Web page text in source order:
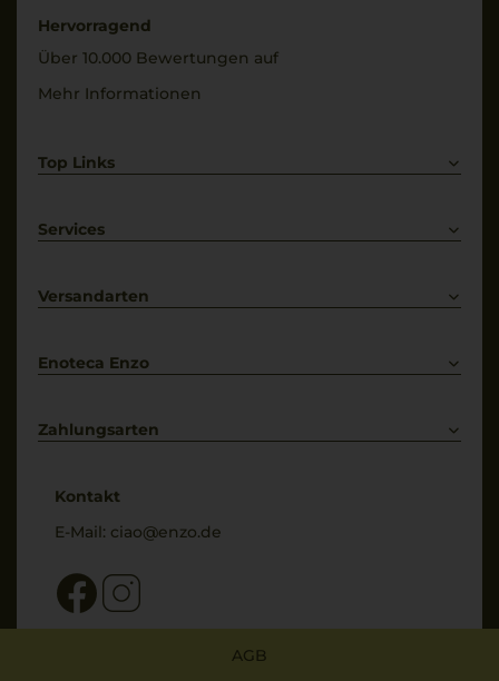
Hervorragend
Über 10.000 Bewertungen auf
Mehr Informationen
Top Links
Weißwein
Services
Kontakt
Versandarten
Enoteca Enzo
Bewertungs-Richtlinien
Zahlungsarten
Kontakt
E-Mail: ciao@enzo.de
AGB